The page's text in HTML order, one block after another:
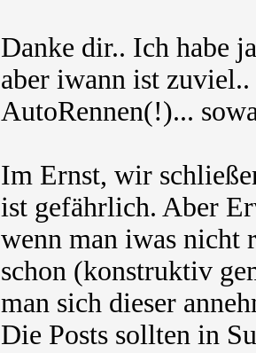
Danke dir.. Ich habe
aber iwann ist
AutoRennen(!)...
Im Ernst, wir
ist gefährlich. Aber
wenn man iwas nicht
schon (konstruktiv
man sich dieser
Die Posts sollten in